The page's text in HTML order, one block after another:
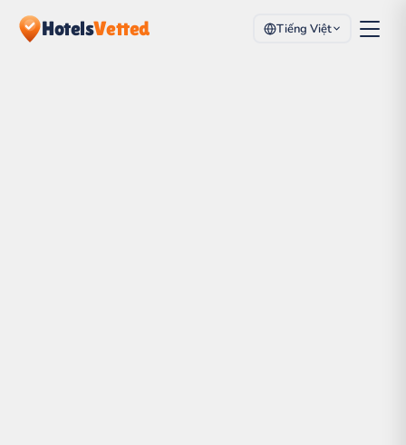
HotelsVetted Tiếng Việt